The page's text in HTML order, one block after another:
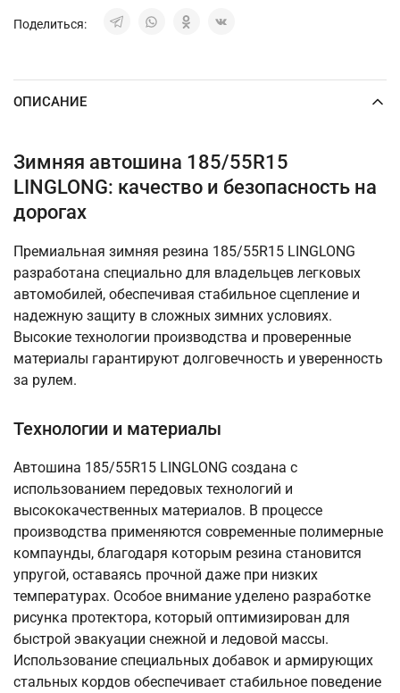
Поделиться:
ОПИСАНИЕ
Зимняя автошина 185/55R15
LINGLONG: качество и безопасность на
дорогах
Премиальная зимняя резина 185/55R15 LINGLONG
разработана специально для владельцев легковых
автомобилей, обеспечивая стабильное сцепление и
надежную защиту в сложных зимних условиях.
Высокие технологии производства и проверенные
материалы гарантируют долговечность и уверенность
за рулем.
Технологии и материалы
Автошина 185/55R15 LINGLONG создана с
использованием передовых технологий и
высококачественных материалов. В процессе
производства применяются современные полимерные
компаунды, благодаря которым резина становится
упругой, оставаясь прочной даже при низких
температурах. Особое внимание уделено разработке
рисунка протектора, который оптимизирован для
быстрой эвакуации снежной и ледовой массы.
Использование специальных добавок и армирующих
стальных кордов обеспечивает стабильное поведение